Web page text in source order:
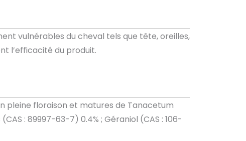
vulnérables du cheval tels que tête, oreilles,
l’efficacité du produit.
pleine floraison et matures de Tanacetum
: 89997-63-7) 0.4% ; Géraniol (CAS : 106-